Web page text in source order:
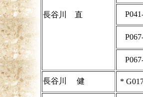
長谷川 直
長谷川 健 *